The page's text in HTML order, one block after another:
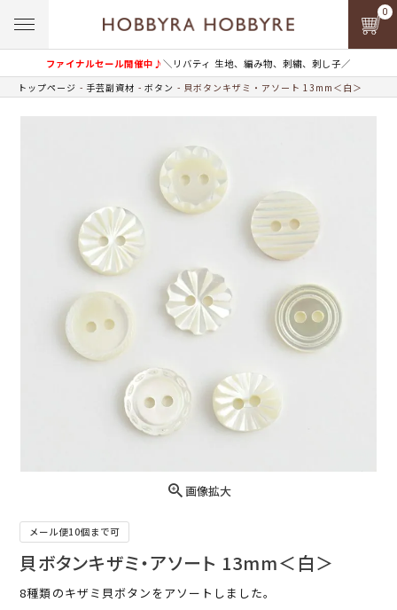
ファイナルセール開催中♪＼リバティ 生地、編み物、刺繍、刺し子／
0
トップページ 手芸副資材 ボタン 貝ボタンキザミ・アソート 13mm＜白＞
画像拡大
メール便10個まで可
貝ボタンキザミ・アソート 13mm＜白＞
8種類のキザミ貝ボタンをアソートしました。